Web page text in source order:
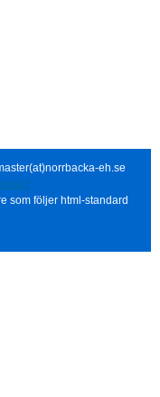
eh.se
som följer html-standard